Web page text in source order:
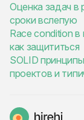
Оценка задач в
сроки вслепую
Race condition в
как защититься
SOLID
проектов и